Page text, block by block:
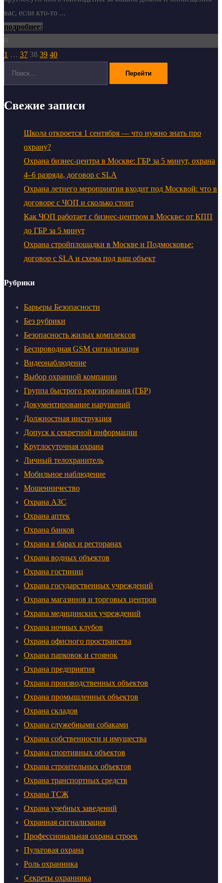
вас, если кто-то ...
подробнее:
0
Пагинация
записей
1 … 37 38 39 40
Свежие записи
Школа откроется 1 сентября — что нужно знать про
охрану?
Охрана бизнес-центра в Москве: ГБР за 5 минут, охрана
4–6 разряда, договор с SLA
Охрана летнего мероприятия входит под Москвой: что в
договоре с ЧОП и сколько стоит
Как ЧОП работает с бизнес-центром в Москве: от КПП
до ГБР за 5 минут
Охрана стройплощадки в Москве и Подмосковье:
договор с SLA и схема под ваш объект
Рубрики
Барьеры Безопасности
Без рубрики
Безопасность жилых комплексов
Беспроводная GSM сигнализация
Видеонаблюдение
Выбор охранной компании
Группа быстрого реагирования (ГБР)
Документирование нарушений
Должностная инструкция
Допуск к секретной информации
Круглосуточная охрана
Личный телохранитель
Мобильное наблюдение
Мошенничество
Охрана АЗС
Охрана аптек
Охрана банков
Охрана в барах и ресторанах
Охрана водных объектов
Охрана гостиниц
Охрана государственных учреждений
Охрана магазинов и торговых центров
Охрана медицинских учреждений
Охрана ночных клубов
Охрана офисного пространства
Охрана парковок и стоянок
Охрана предприятия
Охрана производственных объектов
Охрана промышленных объектов
Охрана складов
Охрана служебными собаками
Охрана собственности и имущества
Охрана спортивных объектов
Охрана строительных объектов
Охрана транспортных средств
Охрана ТСЖ
Охрана учебных заведений
Охранная сигнализация
Профессиональная охрана строек
Пультовая охрана
Роль охранника
Секреты охранника